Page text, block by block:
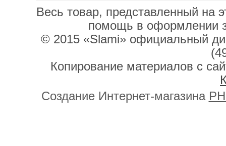
Весь товар, представленный на
помощь в оформлении
© 2015 «Slami» официальный
Копирование материалов с
Создание Интернет-магазина